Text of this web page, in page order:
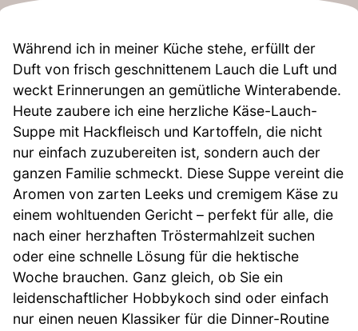
Während ich in meiner Küche stehe, erfüllt der
Duft von frisch geschnittenem Lauch die Luft und
weckt Erinnerungen an gemütliche Winterabende.
Heute zaubere ich eine herzliche Käse-Lauch-
Suppe mit Hackfleisch und Kartoffeln, die nicht
nur einfach zuzubereiten ist, sondern auch der
ganzen Familie schmeckt. Diese Suppe vereint die
Aromen von zarten Leeks und cremigem Käse zu
einem wohltuenden Gericht – perfekt für alle, die
nach einer herzhaften Tröstermahlzeit suchen
oder eine schnelle Lösung für die hektische
Woche brauchen. Ganz gleich, ob Sie ein
leidenschaftlicher Hobbykoch sind oder einfach
nur einen neuen Klassiker für die Dinner-Routine